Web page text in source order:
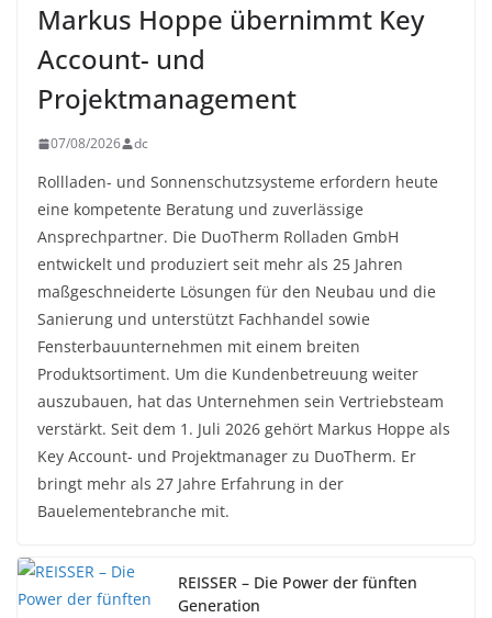
Markus Hoppe übernimmt Key
Account- und
Projektmanagement
07/08/2026 dc
Rollladen- und Sonnenschutzsysteme erfordern heute
eine kompetente Beratung und zuverlässige
Ansprechpartner. Die DuoTherm Rolladen GmbH
entwickelt und produziert seit mehr als 25 Jahren
maßgeschneiderte Lösungen für den Neubau und die
Sanierung und unterstützt Fachhandel sowie
Fensterbauunternehmen mit einem breiten
Produktsortiment. Um die Kundenbetreuung weiter
auszubauen, hat das Unternehmen sein Vertriebsteam
verstärkt. Seit dem 1. Juli 2026 gehört Markus Hoppe als
Key Account- und Projektmanager zu DuoTherm. Er
bringt mehr als 27 Jahre Erfahrung in der
Bauelementebranche mit.
REISSER – Die Power der fünften
Generation